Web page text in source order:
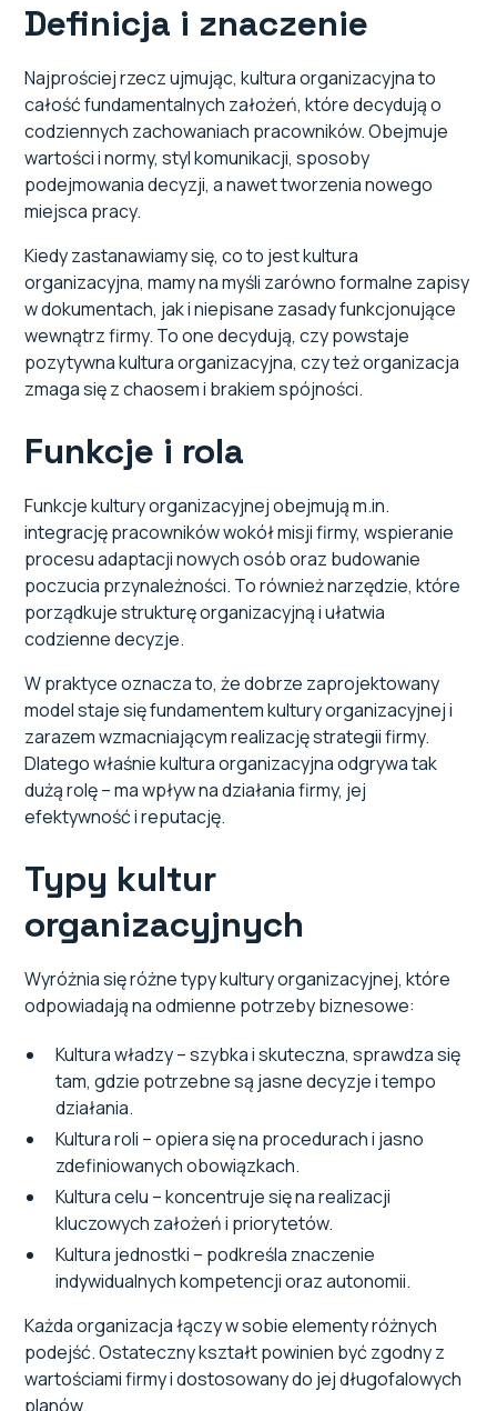
Definicja i znaczenie
Najprościej rzecz ujmując, kultura organizacyjna to
całość fundamentalnych założeń, które decydują o
codziennych zachowaniach pracowników. Obejmuje
wartości i normy, styl komunikacji, sposoby
podejmowania decyzji, a nawet tworzenia nowego
miejsca pracy.
Kiedy zastanawiamy się, co to jest kultura
organizacyjna, mamy na myśli zarówno formalne zapisy
w dokumentach, jak i niepisane zasady funkcjonujące
wewnątrz firmy. To one decydują, czy powstaje
pozytywna kultura organizacyjna, czy też organizacja
zmaga się z chaosem i brakiem spójności.
Funkcje i rola
Funkcje kultury organizacyjnej obejmują m.in.
integrację pracowników wokół misji firmy, wspieranie
procesu adaptacji nowych osób oraz budowanie
poczucia przynależności. To również narzędzie, które
porządkuje strukturę organizacyjną i ułatwia
codzienne decyzje.
W praktyce oznacza to, że dobrze zaprojektowany
model staje się fundamentem kultury organizacyjnej i
zarazem wzmacniającym realizację strategii firmy.
Dlatego właśnie kultura organizacyjna odgrywa tak
dużą rolę – ma wpływ na działania firmy, jej
efektywność i reputację.
Typy kultur
organizacyjnych
Wyróżnia się różne typy kultury organizacyjnej, które
odpowiadają na odmienne potrzeby biznesowe:
Kultura władzy – szybka i skuteczna, sprawdza się
tam, gdzie potrzebne są jasne decyzje i tempo
działania.
Kultura roli – opiera się na procedurach i jasno
zdefiniowanych obowiązkach.
Kultura celu – koncentruje się na realizacji
kluczowych założeń i priorytetów.
Kultura jednostki – podkreśla znaczenie
indywidualnych kompetencji oraz autonomii.
Każda organizacja łączy w sobie elementy różnych
podejść. Ostateczny kształt powinien być zgodny z
wartościami firmy i dostosowany do jej długofalowych
planów.